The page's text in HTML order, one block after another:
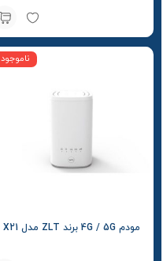
ناموجود
مودم 4G / 5G برند ZLT مدل X21